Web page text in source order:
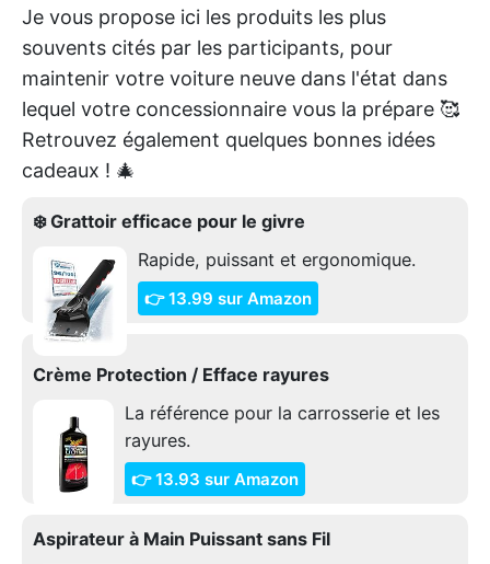
Je vous propose ici les produits les plus
souvents cités par les participants, pour
maintenir votre voiture neuve dans l'état dans
lequel votre concessionnaire vous la prépare 🥰
Retrouvez également quelques bonnes idées
cadeaux ! 🎄
❄️ Grattoir efficace pour le givre
Rapide, puissant et ergonomique.
👉 13.99 sur Amazon
Crème Protection / Efface rayures
La référence pour la carrosserie et les
rayures.
👉 13.93 sur Amazon
Aspirateur à Main Puissant sans Fil